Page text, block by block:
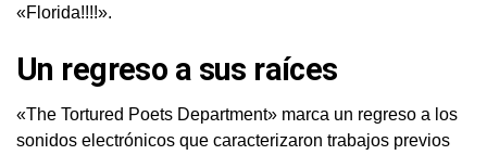
«Florida!!!!».
Un regreso a sus raíces
«The Tortured Poets Department» marca un regreso a los
sonidos electrónicos que caracterizaron trabajos previos